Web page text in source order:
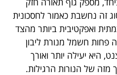
זה נחשבת כאמור לחסכונית
ואפקטיבית ביותר מהצד
פחות חשמל מנורת ליבון
היא יעילה יותר ואורך
מזה של הנורות הרגילות.